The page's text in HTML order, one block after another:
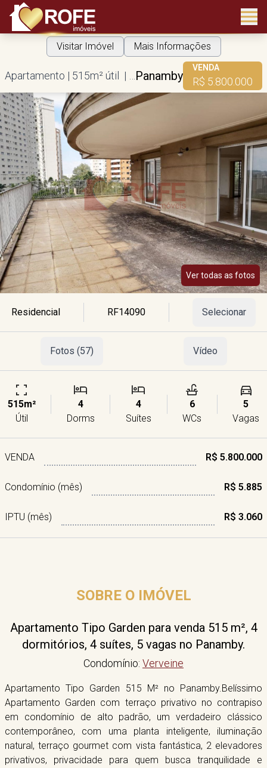
Panamby
VENDA
R$ 5.800.000
Visitar Imóvel Mais Informações
Ver todas as fotos
Residencial RF14090 Selecionar
Fotos (57) Vídeo
515m²
Útil
4
Dorms
4
Suítes
6
WCs
5
Vagas
VENDA R$ 5.800.000
Condomínio (mês) R$ 5.885
IPTU (mês) R$ 3.060
SOBRE O IMÓVEL
Apartamento Tipo Garden para venda 515 m², 4
dormitórios, 4 suítes, 5 vagas no Panamby.
Condomínio: Verveine
Apartamento Tipo Garden 515 M² no Panamby.Belíssimo
Apartamento Garden com terraço privativo no contrapiso
em condomínio de alto padrão, um verdadeiro clássico
contemporâneo, com uma planta inteligente, iluminação
natural, terraço gourmet com vista fantástica, 2 elevadores
privativos, privacidade para quem busca tranquilidade e